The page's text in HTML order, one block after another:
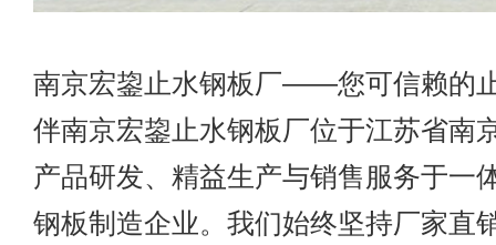
南京宏鋆止水钢板厂——您可信赖的
伴南京宏鋆止水钢板厂位于江苏省南
产品研发、精益生产与销售服务于一
钢板制造企业。我们始终坚持厂家直